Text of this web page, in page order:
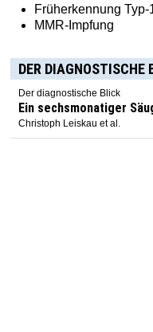
Früherkennung
MMR-Impfung
DER DIAGNOSTISCHE
Der diagnostische Blick
Ein sechsmonatiger
Christoph Leiskau et al.